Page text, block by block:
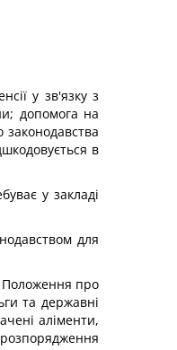
у зв'язку з
допомога на
законодавства
в
у закладі
для
Положення про
та державні
аліменти,